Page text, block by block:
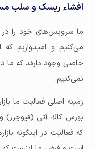
افشاء ریسک و سلب
ما سرویس‌های خود را
می‌کنیم و امیدواریم که
خاصی وجود دارند که ما
نمی‌کنیم.
زمینه اصلی فعالیت ما
بورس کالا، آتی
که فعالیت در اینگونه